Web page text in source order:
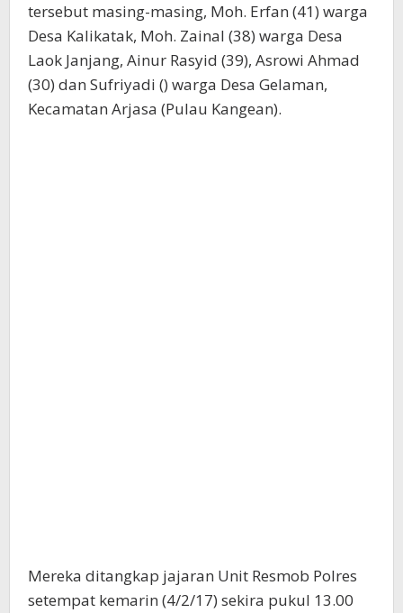
tersebut masing-masing, Moh. Erfan (41) warga
Desa Kalikatak, Moh. Zainal (38) warga Desa
Laok Janjang, Ainur Rasyid (39), Asrowi Ahmad
(30) dan Sufriyadi () warga Desa Gelaman,
Kecamatan Arjasa (Pulau Kangean).
Mereka ditangkap jajaran Unit Resmob Polres
setempat kemarin (4/2/17) sekira pukul 13.00